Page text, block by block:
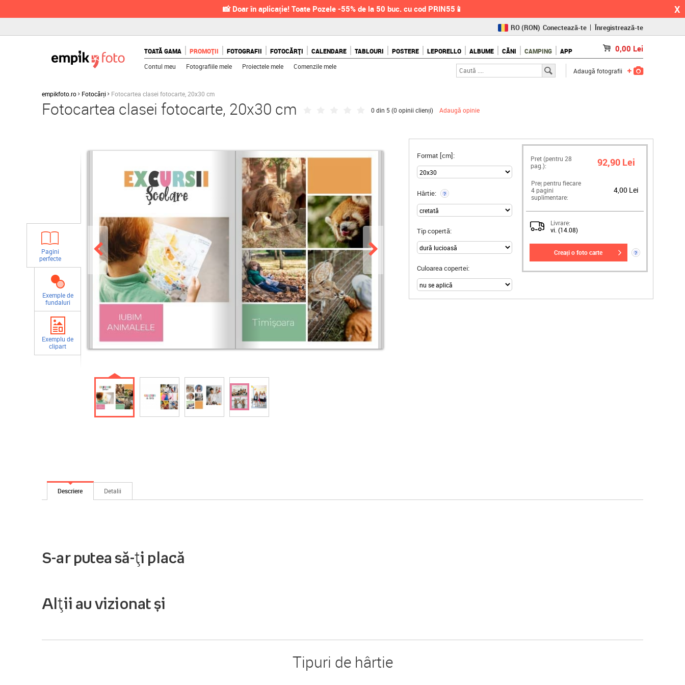
📸 Doar în aplicație! Toate Pozele -55% de la 50 buc. cu cod PRIN55📱 X
(KČ)
SK(€)
RO(RON) Conectează-te Înregistrează-te
TOATĂ GAMA PROMOȚII FOTOGRAFII FOTOCĂRȚI CALENDARE TABLOURI POSTERE LEPORELLO ALBUME CĂNI CAMPING APP 0,00 Lei
Contul meu Fotografiile mele Proiectele mele Comenzile mele
Adaugă fotografii
empikfoto.ro Fotocărți Fotocartea clasei fotocarte, 20x30 cm
Fotocartea clasei fotocarte, 20x30 cm 0 din 5 (0 opinii clienți) Adaugă opinie
Pagini
perfecte
Exemple de
fundaluri
Exemplu de
clipart
Format [cm]:
Hârtie: ?
Tip copertă:
Culoarea copertei:
Pret (pentru 28
pag.):
92,90 Lei
Preț pentru fiecare
4 pagini
suplimentare:
4,00 Lei
Livrare:
vi. (14.08)
creați o foto carte ?
Descriere Detalii
S-ar putea să-ți placă
Alții au vizionat și
Tipuri de hârtie